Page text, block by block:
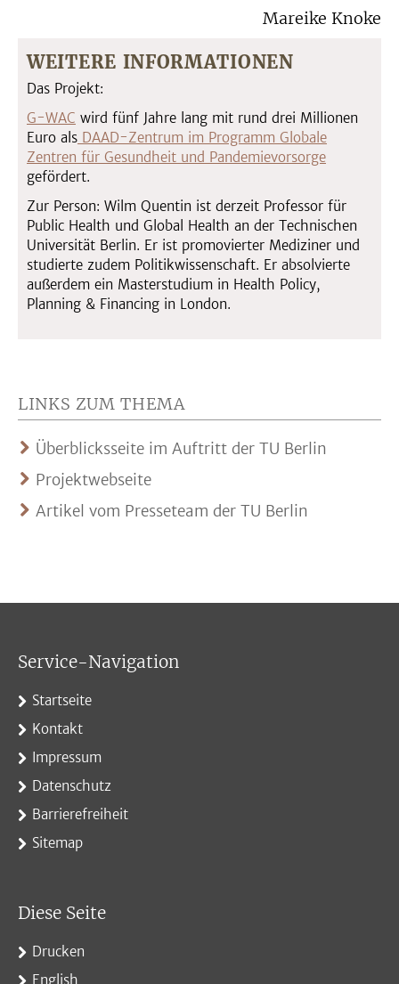
Mareike Knoke
WEITERE INFORMATIONEN
Das Projekt:
G-WAC wird fünf Jahre lang mit rund drei Millionen
Euro als DAAD-Zentrum im Programm Globale
Zentren für Gesundheit und Pandemievorsorge
gefördert.
Zur Person: Wilm Quentin ist derzeit Professor für
Public Health und Global Health an der Technischen
Universität Berlin. Er ist promovierter Mediziner und
studierte zudem Politikwissenschaft. Er absolvierte
außerdem ein Masterstudium in Health Policy,
Planning & Financing in London.
LINKS ZUM THEMA
Überblicksseite im Auftritt der TU Berlin
Projektwebseite
Artikel vom Presseteam der TU Berlin
Service-Navigation
Startseite
Kontakt
Impressum
Datenschutz
Barrierefreiheit
Sitemap
Diese Seite
Drucken
English